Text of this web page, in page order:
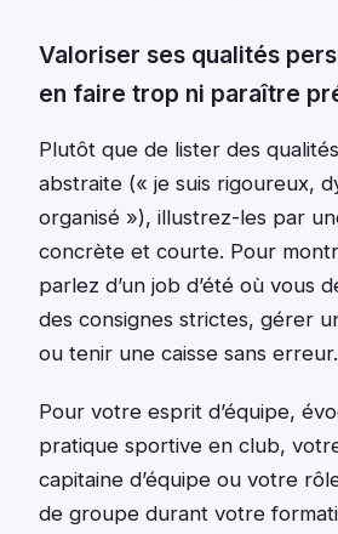
Valoriser ses qualités
en faire trop ni paraître
Plutôt que de lister des
abstraite (« je suis rigoureux,
organisé »), illustrez-les par
concrète et courte. Pour
parlez d’un job d’été où vous
des consignes strictes, gérer
ou tenir une caisse sans erreur.
Pour votre esprit d’équipe,
pratique sportive en club,
capitaine d’équipe ou votre
de groupe durant votre